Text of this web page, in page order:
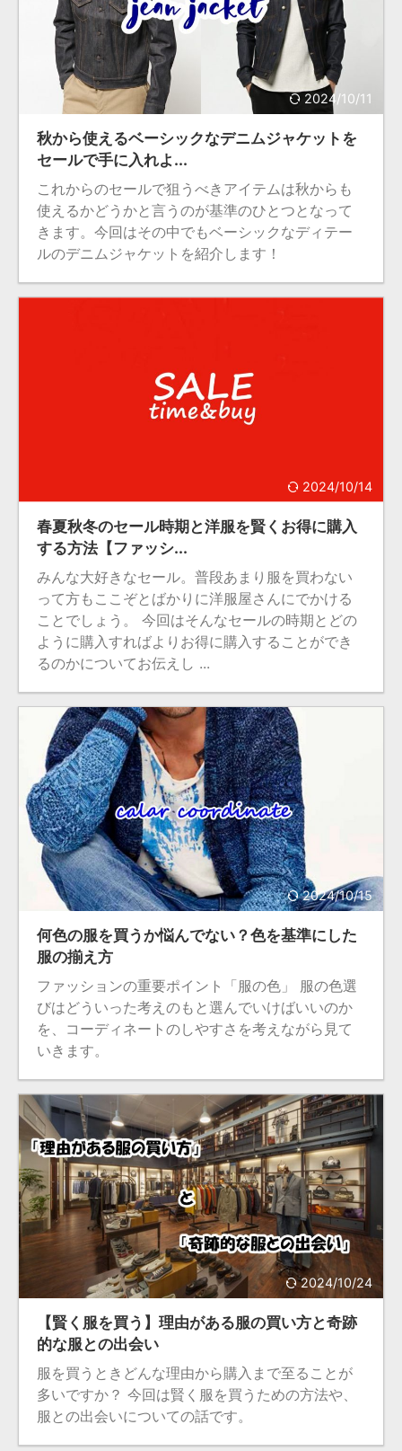
2024/10/11
秋から使えるベーシックなデニムジャケットを
セールで手に入れよ...
これからのセールで狙うべきアイテムは秋からも
使えるかどうかと言うのが基準のひとつとなって
きます。今回はその中でもベーシックなディテー
ルのデニムジャケットを紹介します！
2024/10/14
春夏秋冬のセール時期と洋服を賢くお得に購入
する方法【ファッシ...
みんな大好きなセール。普段あまり服を買わない
って方もここぞとばかりに洋服屋さんにでかける
ことでしょう。 今回はそんなセールの時期とどの
ように購入すればよりお得に購入することができ
るのかについてお伝えし ...
2024/10/15
何色の服を買うか悩んでない？色を基準にした
服の揃え方
ファッションの重要ポイント「服の色」 服の色選
びはどういった考えのもと選んでいけばいいのか
を、コーディネートのしやすさを考えながら見て
いきます。
2024/10/24
【賢く服を買う】理由がある服の買い方と奇跡
的な服との出会い
服を買うときどんな理由から購入まで至ることが
多いですか？ 今回は賢く服を買うための方法や、
服との出会いについての話です。